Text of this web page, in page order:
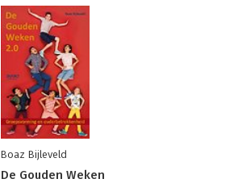
Boaz Bijleveld
De Gouden Weken